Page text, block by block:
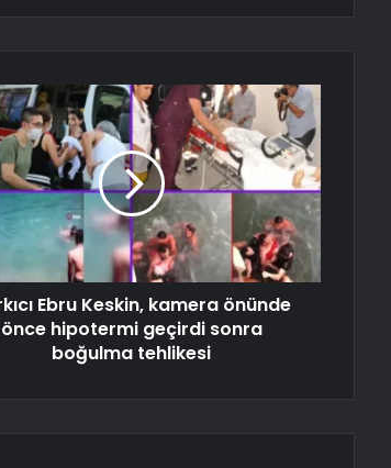
Ebru Keskin, kamera önünde
önce hipotermi geçirdi sonra
boğulma tehlikesi